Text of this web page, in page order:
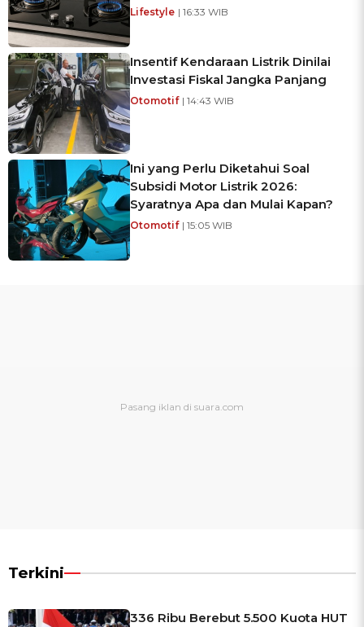
Lifestyle | 16:33 WIB
Insentif Kendaraan Listrik Dinilai
Investasi Fiskal Jangka Panjang
Otomotif | 14:43 WIB
Ini yang Perlu Diketahui Soal
Subsidi Motor Listrik 2026:
Syaratnya Apa dan Mulai Kapan?
Otomotif | 15:05 WIB
Terkini
336 Ribu Berebut 5.500 Kuota HUT